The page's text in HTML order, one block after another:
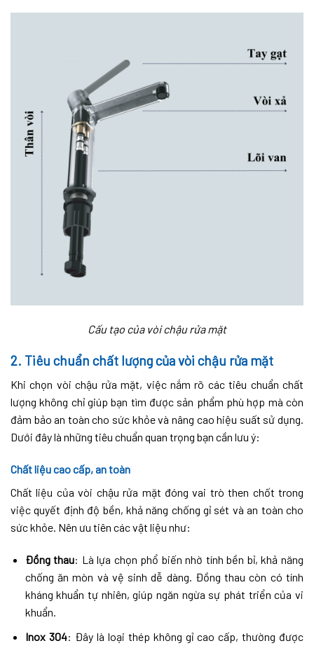
Cấu tạo của vòi chậu rửa mặt
2. Tiêu chuẩn chất lượng của vòi chậu rửa mặt
Khi chọn vòi chậu rửa mặt, việc nắm rõ các tiêu chuẩn chất
lượng không chỉ giúp bạn tìm được sản phẩm phù hợp mà còn
đảm bảo an toàn cho sức khỏe và nâng cao hiệu suất sử dụng.
Dưới đây là những tiêu chuẩn quan trọng bạn cần lưu ý:
Chất liệu cao cấp, an toàn
Chất liệu của vòi chậu rửa mặt đóng vai trò then chốt trong
việc quyết định độ bền, khả năng chống gỉ sét và an toàn cho
sức khỏe. Nên ưu tiên các vật liệu như:
Đồng thau: Là lựa chọn phổ biến nhờ tính bền bỉ, khả năng
chống ăn mòn và vệ sinh dễ dàng. Đồng thau còn có tính
kháng khuẩn tự nhiên, giúp ngăn ngừa sự phát triển của vi
khuẩn.
Inox 304: Đây là loại thép không gỉ cao cấp, thường được